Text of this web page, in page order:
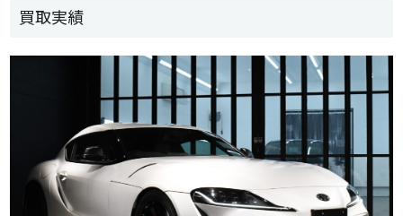
買取実績